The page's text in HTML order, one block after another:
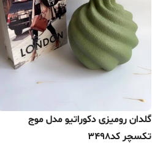
گلدان رومیزی دکوراتیو مدل موج
تکسچر کد3498